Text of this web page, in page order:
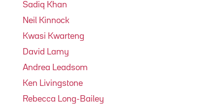
Sadiq Khan
Neil Kinnock
Kwasi Kwarteng
David Lamy
Andrea Leadsom
Ken Livingstone
Rebecca Long-Bailey